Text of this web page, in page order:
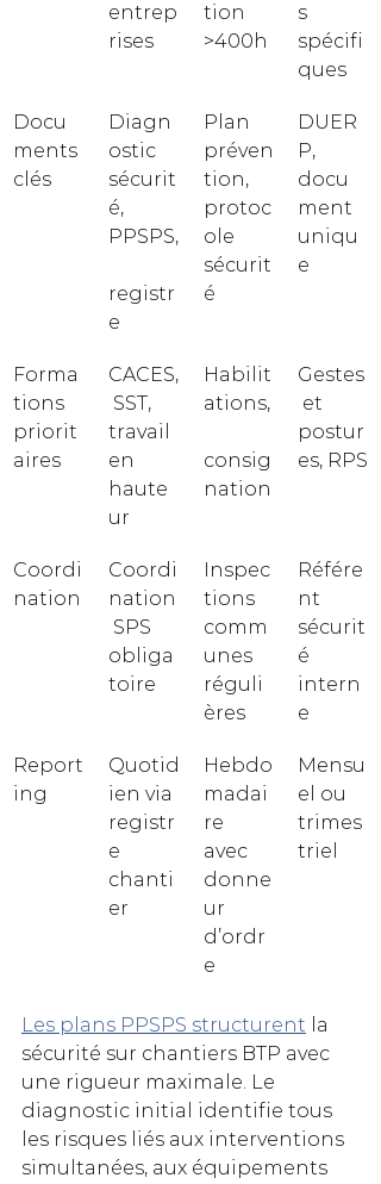
entrep
rises
tion
>400h
s
spécifi
ques
Docu
ments
clés
Diagn
ostic
sécurit
é,
PPSPS,
registr
e
Plan
préven
tion,
protoc
ole
sécurit
é
DUER
P,
docu
ment
uniqu
e
Forma
tions
priorit
aires
CACES,
SST,
travail
en
haute
ur
Habilit
ations,
consig
nation
Gestes
et
postur
es, RPS
Coordi
nation
Coordi
nation
SPS
obliga
toire
Inspec
tions
comm
unes
réguli
ères
Référe
nt
sécurit
é
intern
e
Report
ing
Quotid
ien via
registr
e
chanti
er
Hebdo
madai
re
avec
donne
ur
d’ordr
e
Mensu
el ou
trimes
triel
Les plans PPSPS structurent la
sécurité sur chantiers BTP avec
une rigueur maximale. Le
diagnostic initial identifie tous
les risques liés aux interventions
simultanées, aux équipements